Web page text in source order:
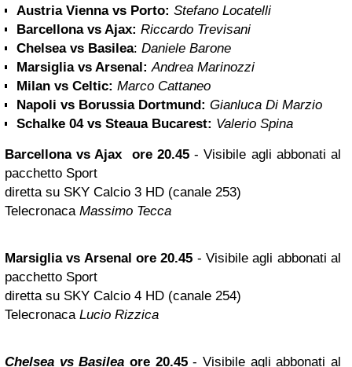
Austria Viennavs Porto: Stefano Locatelli
Barcellonavs Ajax: Riccardo Trevisani
Chelsea vs Basilea: Daniele Barone
Marsiglia vs Arsenal: Andrea Marinozzi
Milan vs Celtic: Marco Cattaneo
Napoli vs Borussia Dortmund: Gianluca Di Marzio
Schalke 04 vs Steaua Bucarest: Valerio Spina
Barcellona vs Ajax ore 20.45- Visibile agli abbonati al
pacchetto Sport
diretta su SKY Calcio 3 HD (canale 253)
TelecronacaMassimo Tecca
Marsiglia vs Arsenal ore 20.45 - Visibile agli abbonati al
pacchetto Sport
diretta su SKY Calcio 4 HD (canale 254)
TelecronacaLucio Rizzica
Chelsea vs Basilea ore 20.45- Visibile agli abbonati al